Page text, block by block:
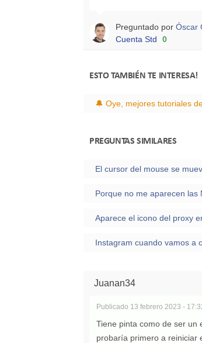
Preguntado por Óscar
Cuenta Std
0
ESTO TAMBIÉN TE INTERESA!
PREGUNTAS SIMILARES
Porque no me aparecen las
Juanan34
Publicado 13 febrero 2023 -
Tiene pinta como de ser un
probaría primero a reiniciar